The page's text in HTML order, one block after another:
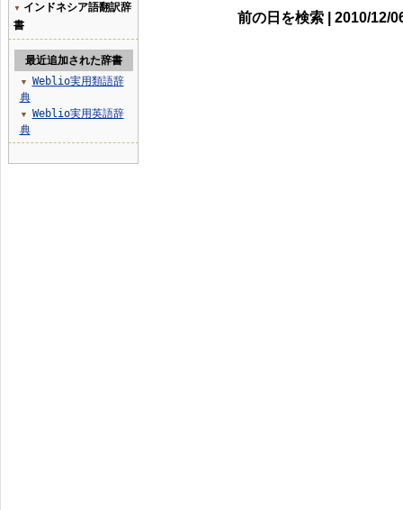
前の日を検索 | 2010/12/
▼
インドネシア語翻訳辞
書
最近追加された辞書
▼
Weblio実用類語辞
典
▼
Weblio実用英語辞
典